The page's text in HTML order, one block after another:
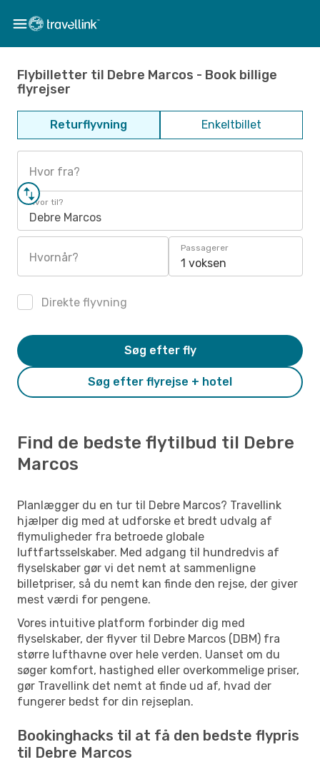
Flybilletter til Debre Marcos - Book billige
flyrejser
Returflyvning Enkeltbillet
Hvor fra?
Hvor til?
Debre Marcos
Hvornår?
Passagerer
1 voksen
Direkte flyvning
Søg efter flyrejse + hotel
Søg efter fly
Find de bedste flytilbud til Debre
Marcos
Planlægger du en tur til Debre Marcos? Travellink
hjælper dig med at udforske et bredt udvalg af
flymuligheder fra betroede globale
luftfartsselskaber. Med adgang til hundredvis af
flyselskaber gør vi det nemt at sammenligne
billetpriser, så du nemt kan finde den rejse, der giver
mest værdi for pengene.
Vores intuitive platform forbinder dig med
flyselskaber, der flyver til Debre Marcos (DBM) fra
større lufthavne over hele verden. Uanset om du
søger komfort, hastighed eller overkommelige priser,
gør Travellink det nemt at finde ud af, hvad der
fungerer bedst for din rejseplan.
Bookinghacks til at få den bedste flypris
til Debre Marcos